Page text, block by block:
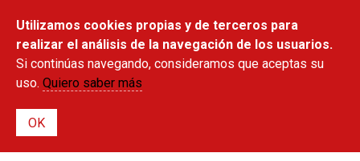
contenido
principal
Utilizamos cookies propias y de terceros para
realizar el análisis de la navegación de los usuarios.
Si continúas navegando, consideramos que aceptas su
uso. Quiero saber más